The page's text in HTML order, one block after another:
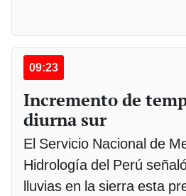
09:23
Incremento de
diurna sur
El Servicio Nacional de
Hidrología del Perú
lluvias en la sierra esta